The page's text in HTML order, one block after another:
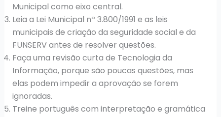
Municipal como eixo central.
Leia a Lei Municipal nº 3.800/1991 e as leis
municipais de criação da seguridade social e da
FUNSERV antes de resolver questões.
Faça uma revisão curta de Tecnologia da
Informação, porque são poucas questões, mas
elas podem impedir a aprovação se forem
ignoradas.
Treine português com interpretação e gramática